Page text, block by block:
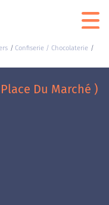
Confiserie / Chocolaterie
Du Marché )